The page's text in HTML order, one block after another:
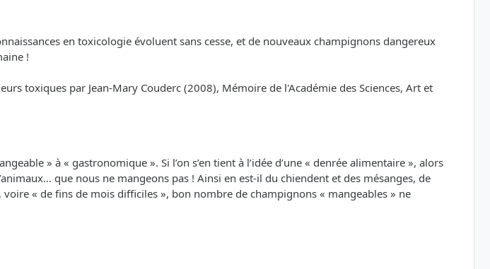
en toxicologie évoluent sans cesse, et de nouveaux champignons dangereux
!
toxiques par Jean-Mary Couderc (2008), Mémoire de l'Académie des Sciences, Art et
» à « gastronomique ». Si l’on s’en tient à l’idée d’une « denrée alimentaire », alors
que nous ne mangeons pas ! Ainsi en est-il du chiendent et des mésanges, de
« de fins de mois difficiles », bon nombre de champignons « mangeables » ne